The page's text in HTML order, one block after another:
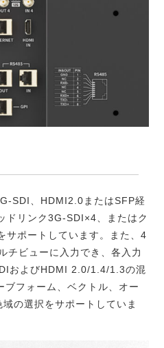
SDI、HDMI2.0またはSFP経
ドリンク3G-SDI×4、またはク
サポートしています。また、4
チビューに入力でき、各入力
およびHDMI 2.0/1.4/1.3の混
ブフォーム、ベクトル、オー
の選択をサポートしていま